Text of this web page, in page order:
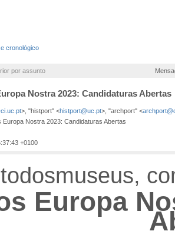
cronológico
por assunto
Nostra 2023: Candidaturas Abertas
>, "histport" <histport@uc.pt>, "archport" <
Nostra 2023: Candidaturas Abertas
+0100
Europa